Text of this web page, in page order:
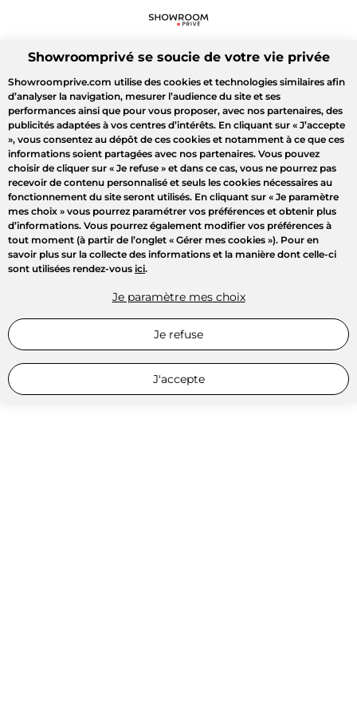
Showroomprivé se soucie de votre vie privée
Showroomprive.com utilise des cookies et technologies similaires afin
d’analyser la navigation, mesurer l’audience du site et ses
performances ainsi que pour vous proposer, avec nos partenaires, des
publicités adaptées à vos centres d’intérêts. En cliquant sur « J’accepte
», vous consentez au dépôt de ces cookies et notamment à ce que ces
informations soient partagées avec nos partenaires. Vous pouvez
choisir de cliquer sur « Je refuse » et dans ce cas, vous ne pourrez pas
recevoir de contenu personnalisé et seuls les cookies nécessaires au
fonctionnement du site seront utilisés. En cliquant sur « Je paramètre
mes choix » vous pourrez paramétrer vos préférences et obtenir plus
d’informations. Vous pourrez également modifier vos préférences à
tout moment (à partir de l’onglet « Gérer mes cookies »). Pour en
savoir plus sur la collecte des informations et la manière dont celle-ci
sont utilisées rendez-vous ici.
Je paramètre mes choix
Je refuse
J'accepte